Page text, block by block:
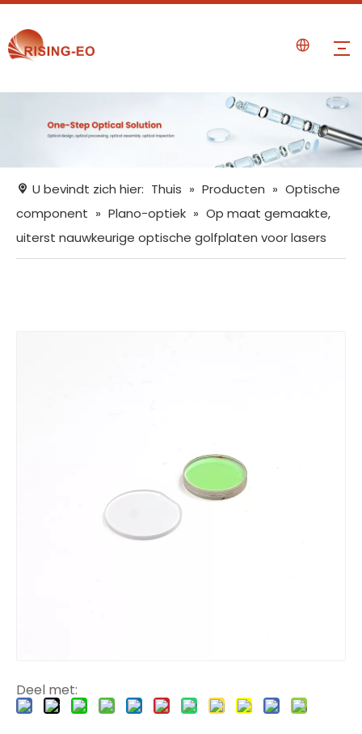
U bevindt zich hier: Thuis » Producten » Optische
component » Plano-optiek » Op maat gemaakte,
uiterst nauwkeurige optische golfplaten voor lasers
Deel met: